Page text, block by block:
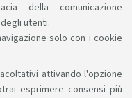
della comunicazione
utenti.
solo con i cookie
attivando l'opzione
esprimere consensi più
conoscenza